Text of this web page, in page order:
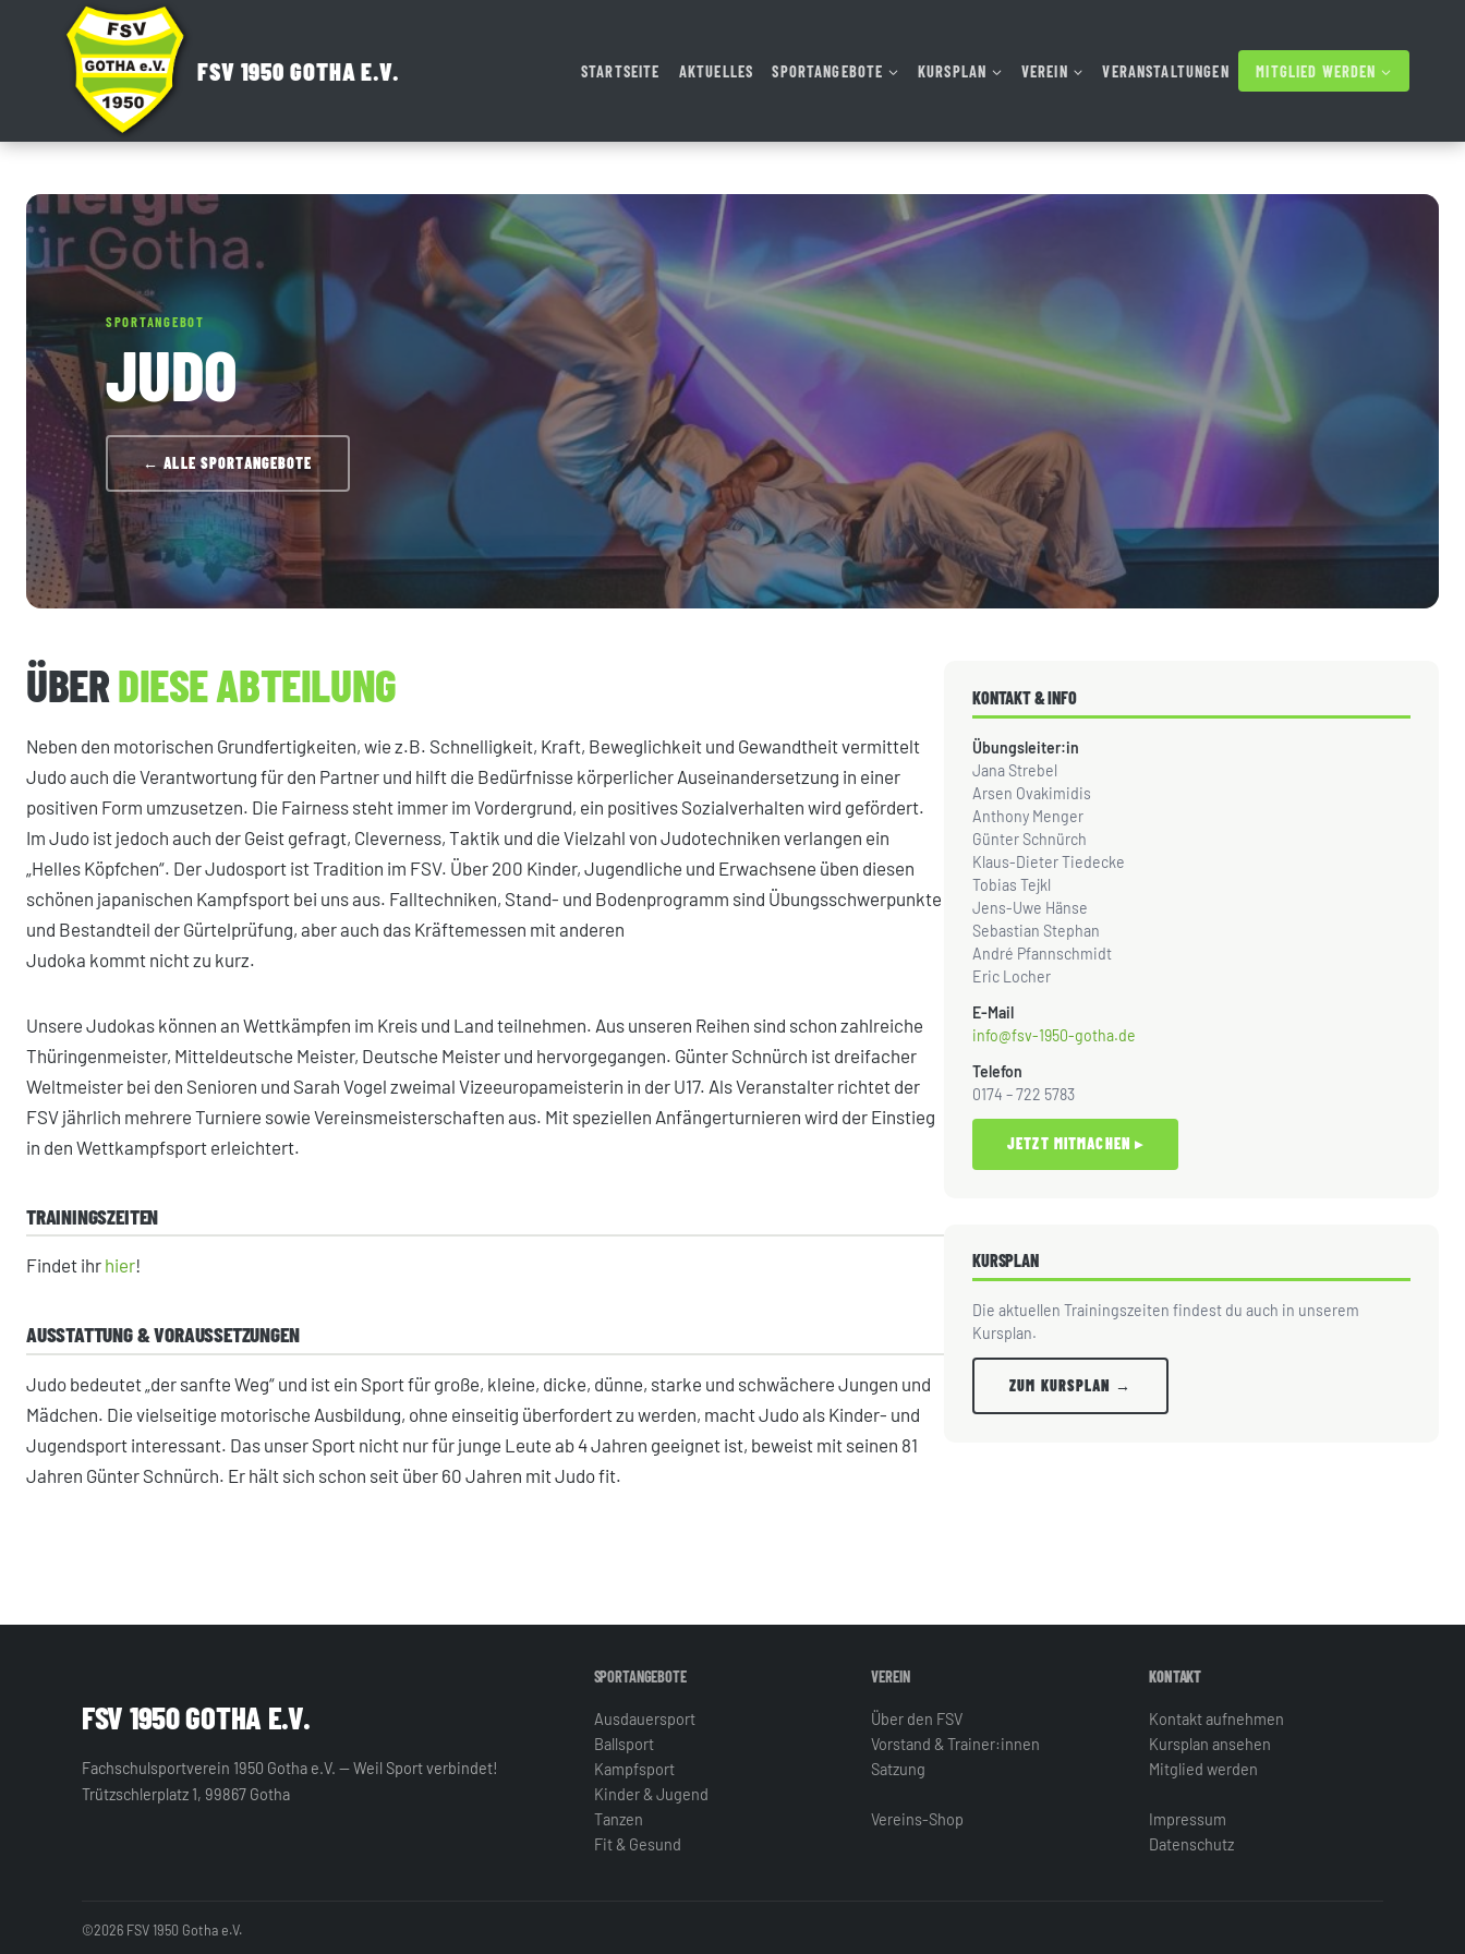
FSV 1950 GOTHA E.V. STARTSEITE AKTUELLES SPORTANGEBOTE KURSPLAN VEREIN VERANSTALTUNGEN MITGLIED WERDEN
SPORTANGEBOT
JUDO
← ALLE SPORTANGEBOTE
ÜBERDIESE ABTEILUNG
Neben den motorischen Grundfertigkeiten, wie z.B. Schnelligkeit, Kraft, Beweglichkeit und Gewandtheit vermittelt
Judo auch die Verantwortung für den Partner und hilft die Bedürfnisse körperlicher Auseinandersetzung in einer
positiven Form umzusetzen. Die Fairness steht immer im Vordergrund, ein positives Sozialverhalten wird gefördert.
Im Judo ist jedoch auch der Geist gefragt, Cleverness, Taktik und die Vielzahl von Judotechniken verlangen ein
„Helles Köpfchen“. Der Judosport ist Tradition im FSV. Über 200 Kinder, Jugendliche und Erwachsene üben diesen
schönen japanischen Kampfsport bei uns aus. Falltechniken, Stand- und Bodenprogramm sind Übungsschwerpunkte
und Bestandteil der Gürtelprüfung, aber auch das Kräftemessen mit anderen
Judoka kommt nicht zu kurz.
Unsere Judokas können an Wettkämpfen im Kreis und Land teilnehmen. Aus unseren Reihen sind schon zahlreiche
Thüringenmeister, Mitteldeutsche Meister, Deutsche Meister und hervorgegangen. Günter Schnürch ist dreifacher
Weltmeister bei den Senioren und Sarah Vogel zweimal Vizeeuropameisterin in der U17. Als Veranstalter richtet der
FSV jährlich mehrere Turniere sowie Vereinsmeisterschaften aus. Mit speziellen Anfängerturnieren wird der Einstieg
in den Wettkampfsport erleichtert.
TRAININGSZEITEN
Findet ihr hier!
AUSSTATTUNG & VORAUSSETZUNGEN
Judo bedeutet „der sanfte Weg“ und ist ein Sport für große, kleine, dicke, dünne, starke und schwächere Jungen und
Mädchen. Die vielseitige motorische Ausbildung, ohne einseitig überfordert zu werden, macht Judo als Kinder- und
Jugendsport interessant. Das unser Sport nicht nur für junge Leute ab 4 Jahren geeignet ist, beweist mit seinen 81
Jahren Günter Schnürch. Er hält sich schon seit über 60 Jahren mit Judo fit.
KONTAKT & INFO
Übungsleiter:in
Jana Strebel
Arsen Ovakimidis
Anthony Menger
Günter Schnürch
Klaus-Dieter Tiedecke
Tobias Tejkl
Jens-Uwe Hänse
Sebastian Stephan
André Pfannschmidt
Eric Locher
E-Mail
info@fsv-1950-gotha.de
Telefon
0174 – 722 5783
JETZT MITMACHEN ▸
KURSPLAN
Die aktuellen Trainingszeiten findest du auch in unserem
Kursplan.
ZUM KURSPLAN →
FSV 1950 GOTHA E.V.
Fachschulsportverein 1950 Gotha e.V. — Weil Sport verbindet!
Trützschlerplatz 1, 99867 Gotha
SPORTANGEBOTE
Ausdauersport
Ballsport
Kampfsport
Kinder & Jugend
Tanzen
Fit & Gesund
VEREIN
Über den FSV
Vorstand & Trainer:innen
Satzung
Vereins-Shop
KONTAKT
Kontakt aufnehmen
Kursplan ansehen
Mitglied werden
Impressum
Datenschutz
©2026 FSV 1950 Gotha e.V.